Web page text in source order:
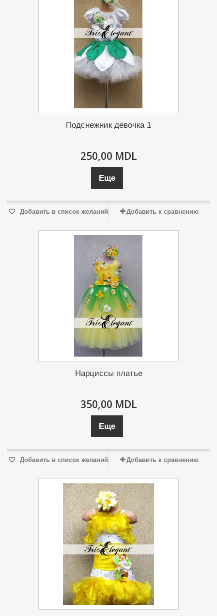
Подснежник девочка 1
250,00 MDL
Еще
Добавить в список желаний Добавить к сравнению
Нарциссы платье
350,00 MDL
Еще
Добавить в список желаний Добавить к сравнению